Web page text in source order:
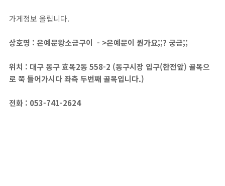
가게정보 올립니다.
상호명 : 은예문왕소금구이 - >은예문이 뭔가요;;? 궁금;;
위치 : 대구 동구 효목2동 558-2 (동구시장 입구(한전앞) 골목으
로 쭉 들어가시다 좌측 두번째 골목입니다.)
전화 : 053-741-2624